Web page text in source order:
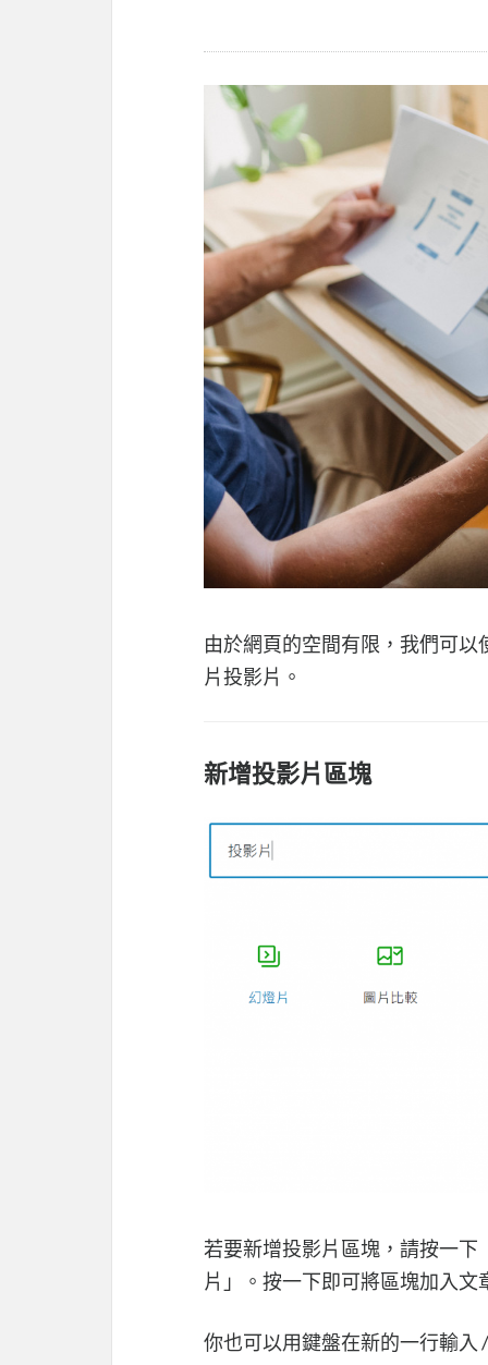
由於網頁的空間有限，我們可
片投影片。
新增投影片區塊
若要新增投影片區塊，請按一下
片」。按一下即可將區塊加入文
你也可以用鍵盤在新的一行輸入